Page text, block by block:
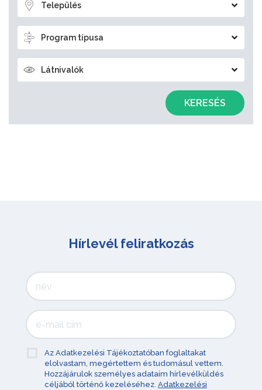
Település
Program típusa
Látnivalók
KERESÉS
Hírlevél feliratkozás
Az Adatkezelési Tájékoztatóban foglaltakat
elolvastam, megértettem és tudomásul vettem.
Hozzájárulok személyes adataim hírlevélküldés
céljából történő kezeléséhez. Adatkezelési